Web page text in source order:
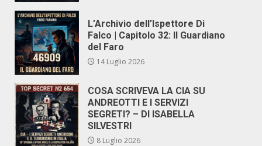
L’Archivio dell’Ispettore Di
Falco | Capitolo 32: Il Guardiano
del Faro
14 Luglio 2026
COSA SCRIVEVA LA CIA SU
ANDREOTTI E I SERVIZI
SEGRETI? – DI ISABELLA
SILVESTRI
8 Luglio 2026